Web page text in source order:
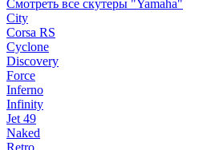
Смотреть все скутеры "Yamaha"
City
Corsa RS
Cyclone
Discovery
Force
Inferno
Infinity
Jet 49
Naked